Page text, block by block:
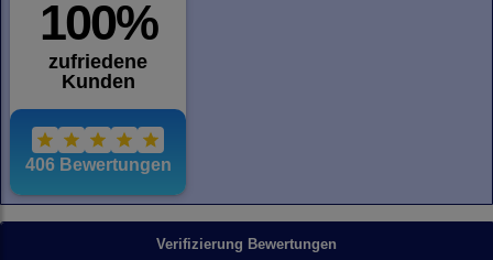
Verifizierung Bewertungen